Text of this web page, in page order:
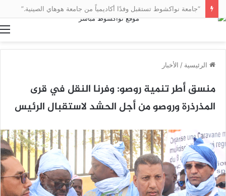
“جامعة نواكشوط تستقبل وفدًا أكاديمياً من جامعة هوهاي الصينية.”
الرئيسية / الأخبار
منسق أطر تنمية روصو: وفرنا النقل في قرى
المذرذرة وروصو من أجل الحشد لاستقبال الرئيس